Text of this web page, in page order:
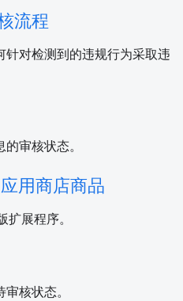
流程
对检测到的违规行为采取违
审核状态。
用商店商品
展程序。
核状态。